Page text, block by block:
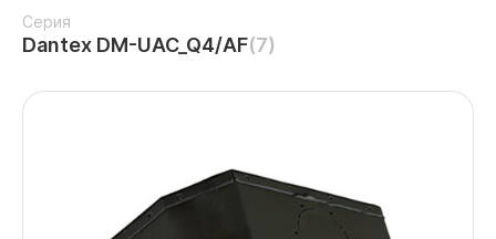
Серия
Dantex DM-UAC_Q4/AF(7)